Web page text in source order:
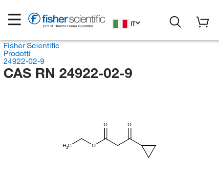
IT
Fisher Scientific
Prodotti
24922-02-9
CAS RN 24922-02-9
H3C O
O O